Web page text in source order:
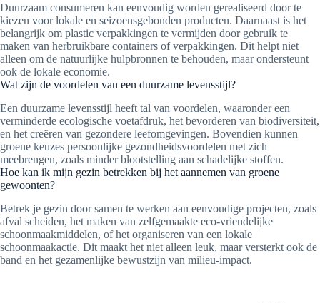
Duurzaam consumeren kan eenvoudig worden gerealiseerd door te
kiezen voor lokale en seizoensgebonden producten. Daarnaast is het
belangrijk om plastic verpakkingen te vermijden door gebruik te
maken van herbruikbare containers of verpakkingen. Dit helpt niet
alleen om de natuurlijke hulpbronnen te behouden, maar ondersteunt
ook de lokale economie.
Wat zijn de voordelen van een duurzame levensstijl?
Een duurzame levensstijl heeft tal van voordelen, waaronder een
verminderde ecologische voetafdruk, het bevorderen van biodiversiteit,
en het creëren van gezondere leefomgevingen. Bovendien kunnen
groene keuzes persoonlijke gezondheidsvoordelen met zich
meebrengen, zoals minder blootstelling aan schadelijke stoffen.
Hoe kan ik mijn gezin betrekken bij het aannemen van groene
gewoonten?
Betrek je gezin door samen te werken aan eenvoudige projecten, zoals
afval scheiden, het maken van zelfgemaakte eco-vriendelijke
schoonmaakmiddelen, of het organiseren van een lokale
schoonmaakactie. Dit maakt het niet alleen leuk, maar versterkt ook de
band en het gezamenlijke bewustzijn van milieu-impact.